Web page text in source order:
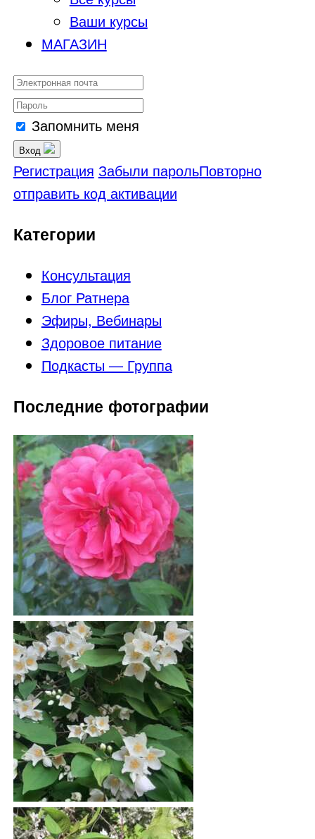
Ваши курсы
МАГАЗИН
Запомнить меня
Вход
Регистрация Забыли парольПовторно
отправить код активации
Категории
Консультация
Блог Ратнера
Эфиры, Вебинары
Здоровое питание
Подкасты — Группа
Последние фотографии